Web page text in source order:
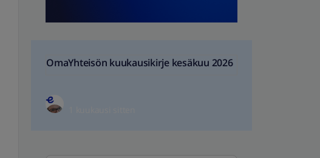
OmaYhteisön kuukausikirje kesäkuu 2026